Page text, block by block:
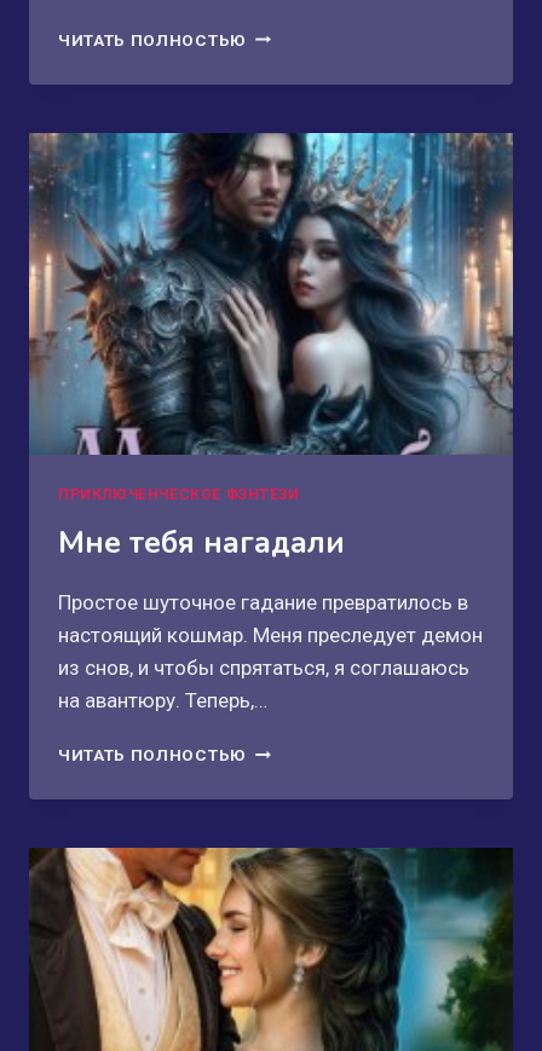
ЧИТАТЬ ПОЛНОСТЬЮ ОТВЕРГНУТАЯ
ПРИКЛЮЧЕНЧЕСКОЕ ФЭНТЕЗИ
Мне тебя нагадали
Простое шуточное гадание превратилось в
настоящий кошмар. Меня преследует демон
из снов, и чтобы спрятаться, я соглашаюсь
на авантюру. Теперь,…
ЧИТАТЬ ПОЛНОСТЬЮ МНЕ
НАГАДАЛИ